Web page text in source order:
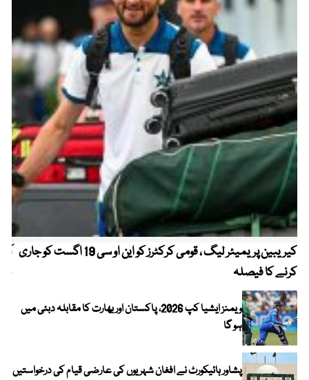
کیریبین پریمیئر لیگ ، قومی کرکٹرز کو این او سی 19 اگست کو جاری
کرنے کا فیصلہ
ویمنز ایشیا کپ 2026، پاکستان اور بھارت کا مقابلہ دبئی میں
ہو گا
پشاور ہائیکورٹ نے افغان شہریوں کی عارضی قیام کی درخواستیں